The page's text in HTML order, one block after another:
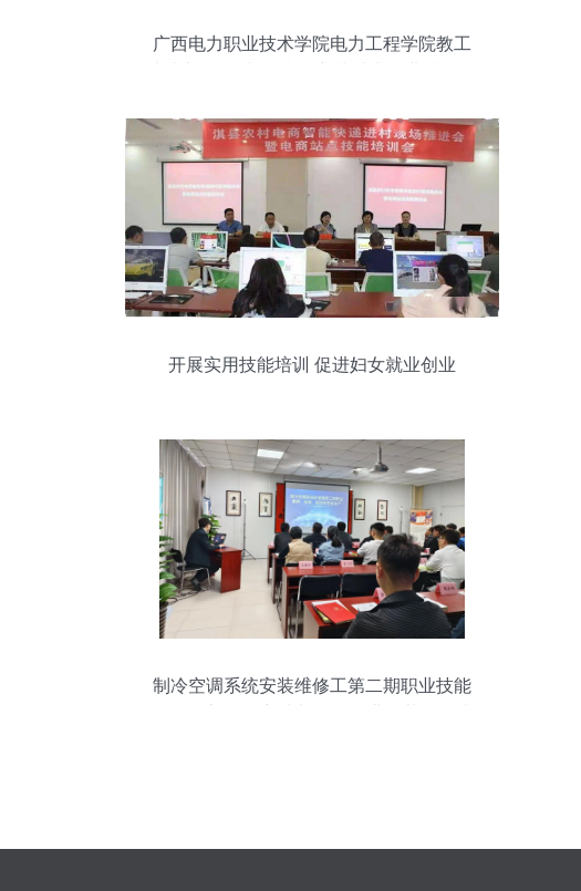
广西电力职业技术学院电力工程学院教工
开展实用技能培训 促进妇女就业创业
制冷空调系统安装维修工第二期职业技能